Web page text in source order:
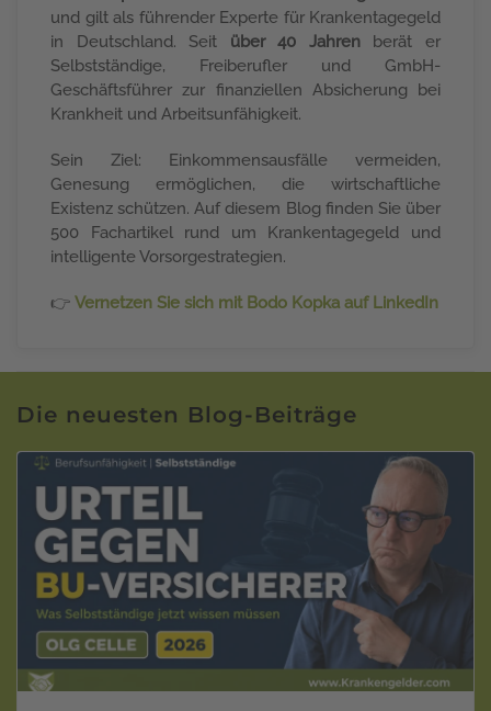
und gilt als führender Experte für Krankentagegeld
in Deutschland. Seit über 40 Jahrenberät er
Selbstständige, Freiberufler und GmbH-
Geschäftsführer zur finanziellen Absicherung bei
Krankheit und Arbeitsunfähigkeit.
Sein Ziel: Einkommensausfälle vermeiden,
Genesung ermöglichen, die wirtschaftliche
Existenz schützen. Auf diesem Blog finden Sie über
500 Fachartikel rund um Krankentagegeld und
intelligente Vorsorgestrategien.
👉 Vernetzen Sie sich mit Bodo Kopka auf LinkedIn
Die neuesten Blog-Beiträge